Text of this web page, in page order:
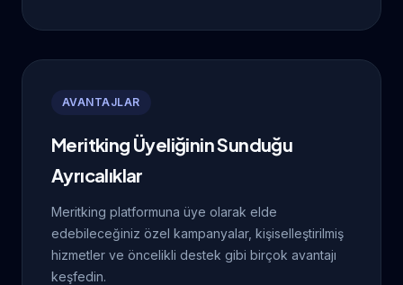
AVANTAJLAR
Meritking Üyeliğinin Sunduğu
Ayrıcalıklar
Meritking platformuna üye olarak elde
edebileceğiniz özel kampanyalar, kişiselleştirilmiş
hizmetler ve öncelikli destek gibi birçok avantajı
keşfedin.